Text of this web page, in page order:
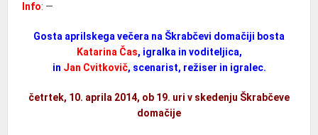
Info: —
Gosta aprilskega večera na Škrabčevi domačiji bosta
Katarina Čas, igralka in voditeljica,
in Jan Cvitkovič, scenarist, režiser in igralec.
četrtek, 10. aprila 2014, ob 19. uri v skedenju Škrabčeve
domačije